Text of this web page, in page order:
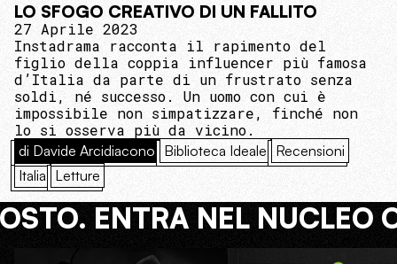
LO SFOGO CREATIVO DI UN FALLITO
27 Aprile 2023
Instadrama racconta il rapimento del
figlio della coppia influencer più famosa
d’Italia da parte di un frustrato senza
soldi, né successo. Un uomo con cui è
impossibile non simpatizzare, finché non
lo si osserva più da vicino.
di Davide Arcidiacono Biblioteca Ideale Recensioni
Italia Letture
ENTRA NEL NUCLEO